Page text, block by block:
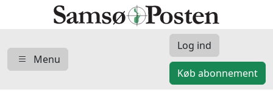
Menu
Log ind
Køb abonnement